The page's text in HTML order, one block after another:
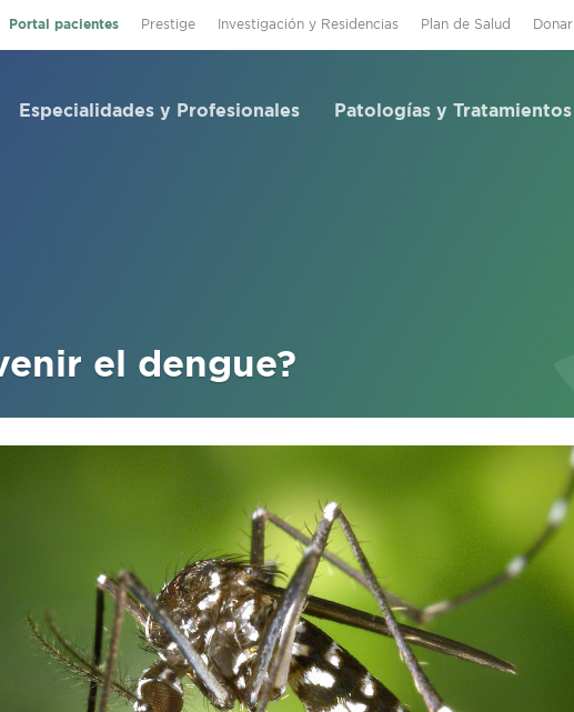
Portal pacientes Prestige Investigación y Residencias Plan de Salud Donar
Especialidades y Profesionales Patologías y Tratamientos
el dengue?